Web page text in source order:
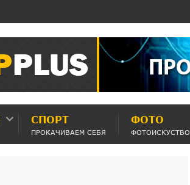
СПОРТ
ПРОКАЧИВАЕМ СЕБЯ
ФОТО
ФОТОИСКУСТВО